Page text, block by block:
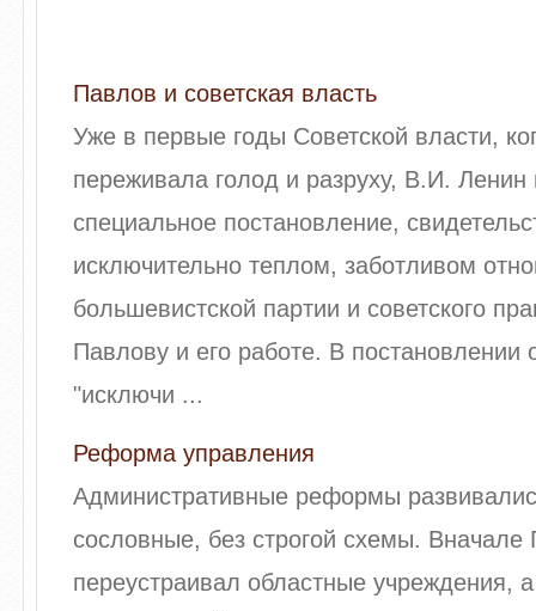
Павлов и советская власть
Уже в первые годы Советской власти,
переживала голод и разруху, В.И. Ленин
специальное постановление,
исключительно теплом, заботливом
большевистской партии и советского
Павлову и его работе. В постановлении
"исключи ...
Реформа управления
Административные реформы
сословные, без строгой схемы. Вначале
переустраивал областные учреждения,